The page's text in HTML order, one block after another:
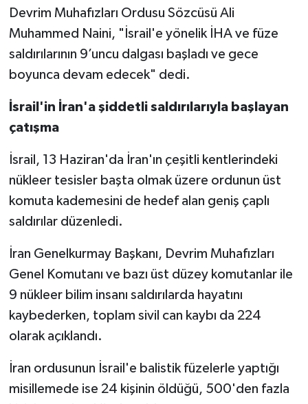
Devrim Muhafızları Ordusu Sözcüsü Ali
Muhammed Naini, "İsrail'e yönelik İHA ve füze
saldırılarının 9’uncu dalgası başladı ve gece
boyunca devam edecek" dedi.
İsrail'in İran'a şiddetli saldırılarıyla başlayan
çatışma
İsrail, 13 Haziran'da İran'ın çeşitli kentlerindeki
nükleer tesisler başta olmak üzere ordunun üst
komuta kademesini de hedef alan geniş çaplı
saldırılar düzenledi.
İran Genelkurmay Başkanı, Devrim Muhafızları
Genel Komutanı ve bazı üst düzey komutanlar ile
9 nükleer bilim insanı saldırılarda hayatını
kaybederken, toplam sivil can kaybı da 224
olarak açıklandı.
İran ordusunun İsrail'e balistik füzelerle yaptığı
misillemede ise 24 kişinin öldüğü, 500'den fazla